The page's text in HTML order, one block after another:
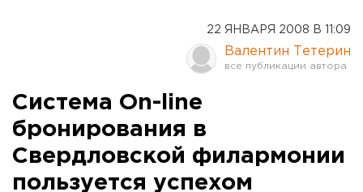
22 ЯНВАРЯ 2008 В 11:09
Валентин Тетерин
Система On-line
бронирования в
Свердловской филармонии
пользуется успехом